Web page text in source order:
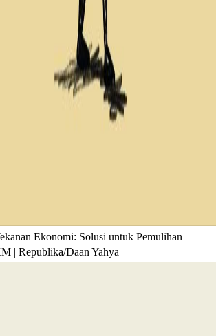
Ekonomi: Solusi untuk Pemulihan
| Republika/Daan Yahya